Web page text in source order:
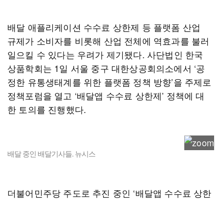
배달 애플리케이션 수수료 상한제 등 플랫폼 산업
규제가 소비자를 비롯해 산업 전체에 역효과를 불러
일으킬 수 있다는 우려가 제기됐다. 사단법인 한국
상품학회는 1일 서울 중구 대한상공회의소에서 ‘공
정한 유통생태계를 위한 플랫폼 정책 방향’을 주제로
정책포럼을 열고 ‘배달앱 수수료 상한제’ 정책에 대
한 토의를 진행했다.
배달 중인 배달기사들. 뉴시스
더불어민주당 주도로 추진 중인 ‘배달앱 수수료 상한